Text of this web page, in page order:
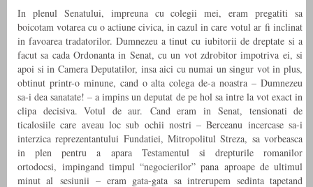
In plenul Senatului, impreuna cu colegii mei, eram pregatiti sa
boicotam votarea cu o actiune civica, in cazul in care votul ar fi inclinat
in favoarea tradatorilor. Dumnezeu a tinut cu iubitorii de dreptate si a
facut sa cada Ordonanta in Senat, cu un vot zdrobitor impotriva ei, si
apoi si in Camera Deputatilor, insa aici cu numai un singur vot in plus,
obtinut printr-o minune, cand o alta colega de-a noastra – Dumnezeu
sa-i dea sanatate! – a impins un deputat de pe hol sa intre la vot exact in
clipa decisiva. Votul de aur. Cand eram in Senat, tensionati de
ticalosiile care aveau loc sub ochii nostri – Berceanu incercase sa-i
interzica reprezentantului Fundatiei, Mitropolitul Streza, sa vorbeasca
in plen pentru a apara Testamentul si drepturile romanilor
ortodocsi, impingand timpul “negocierilor” pana aproape de ultimul
minut al sesiunii – eram gata-gata sa intrerupem sedinta tapetand